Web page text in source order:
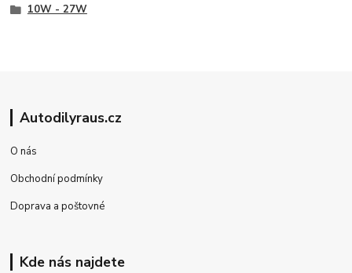
10W - 27W
Autodilyraus.cz
O nás
Obchodní podmínky
Doprava a poštovné
Kde nás najdete